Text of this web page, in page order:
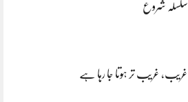
سلسلہ شروع
غریب، غریب تر ہوتا جا رہا ہے